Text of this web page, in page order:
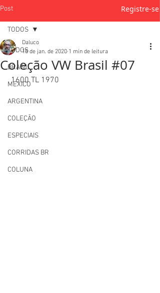
Post Registre-se
TODOS
BRASIL
MEXICO
ARGENTINA
COLEÇÃO
ESPECIAIS
CORRIDAS BR
COLUNA
TODOS
Coleção VW Brasil #07
Daluco
15 de jan. de 2020 1 min de leitura
1600 TL 1970